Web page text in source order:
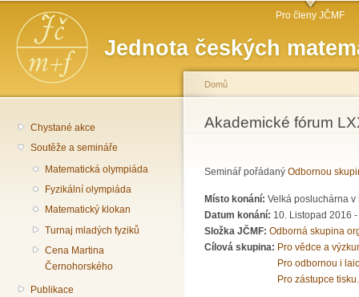
Jednota českých
Hlavní menu Pro členy JČMF
Chystané akce
Soutěže a semináře
Matematická olympiáda
Fyzikální olympiáda
Matematický klokan
Turnaj mladých fyziků
Cena Martina
Černohorského
Publikace
Jste zde
Domů
Akademické fórum
Seminář pořádaný Odbornou
Místo konání: Velká posluchárna v
Datum konání: 10. Listopad 2016 -
Složka JČMF: Odborná skupina
Cílová skupina: Pro vědce a
Pro odbornou i
Pro zástupce tisku.